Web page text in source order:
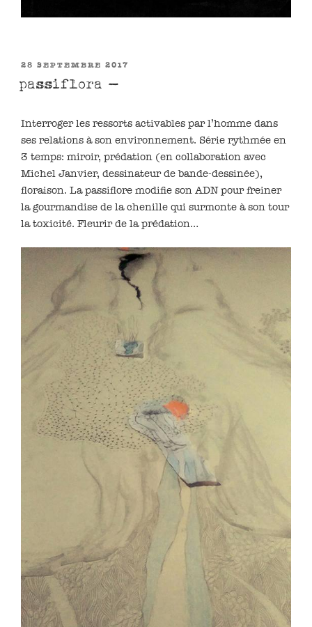
PUBLIÉ
28 SEPTEMBRE 2017
passiflora –
Interroger les ressorts activables par l’homme dans
ses relations à son environnement. Série rythmée en
3 temps: miroir, prédation (en collaboration avec
Michel Janvier, dessinateur de bande-dessinée),
floraison. La passiflore modifie son ADN pour freiner
la gourmandise de la chenille qui surmonte à son tour
la toxicité. Fleurir de la prédation…